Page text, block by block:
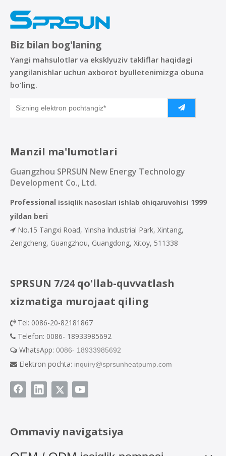
Biz bilan bog'laning
Yangi mahsulotlar va eksklyuziv takliflar haqidagi
yangilanishlar uchun axborot byulletenimizga obuna
bo'ling.
Manzil ma'lumotlari
Guangzhou SPRSUN New Energy Technology
Development Co., Ltd.
Professional issiqlik nasoslari ishlab chiqaruvchisi 1999
yildan beri
 No.15 Tangxi Road, Yinsha lndustrial Park, Xintang,
Zengcheng, Guangzhou, Guangdong, Xitoy, 511338
SPRSUN 7/24 qo'llab-quvvatlash
xizmatiga murojaat qiling
 Tel: 0086-20-82181867
 Telefon: 0086- 18933985692
 WhatsApp: 0086- 18933985692
 Elektron pochta: inquiry@sprsunheatpump.com
Ommaviy navigatsiya